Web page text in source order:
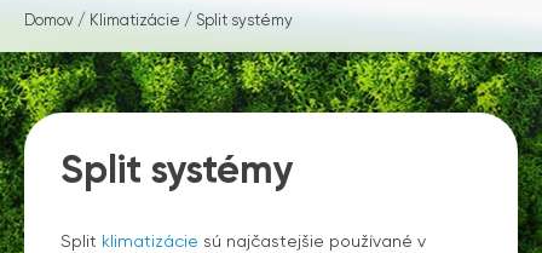
Domov / Klimatizácie / Split systémy
Split systémy
Split klimatizácie sú najčastejšie používané v